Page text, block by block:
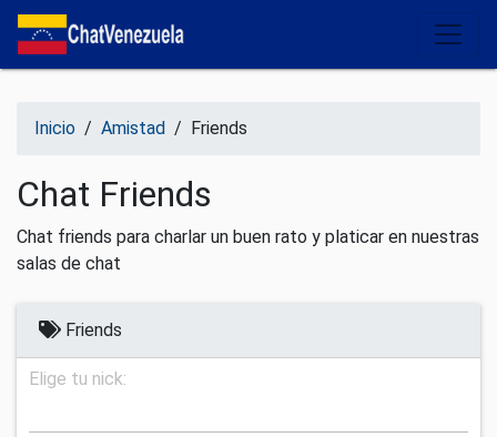
Salir del contenido
Inicio / Amistad / Friends
Chat Friends
Chat friends para charlar un buen rato y platicar en nuestras
salas de chat
Friends
Elige tu nick: